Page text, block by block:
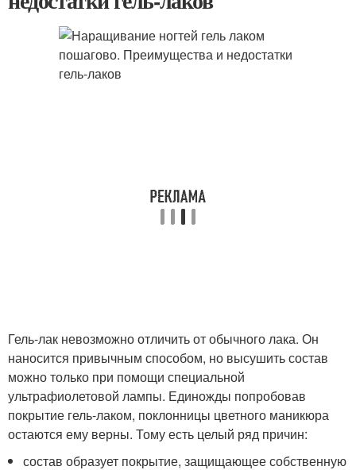
Гель-лак невозможно отличить от обычного лака. Он
наносится привычным способом, но высушить состав
можно только при помощи специальной
ультрафиолетовой лампы. Единожды попробовав
покрытие гель-лаком, поклонницы цветного маникюра
остаются ему верны. Тому есть целый ряд причин:
состав образует покрытие, защищающее собственную